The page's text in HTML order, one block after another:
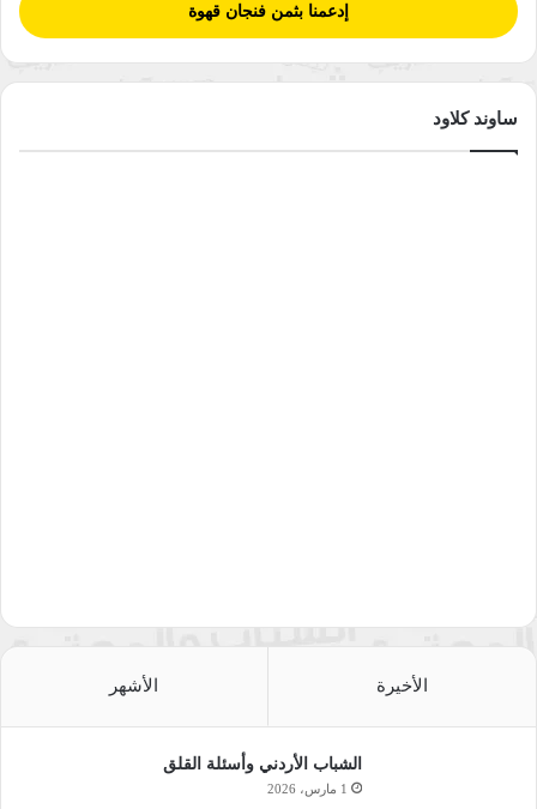
إدعمنا بثمن فنجان قهوة
ساوند كلاود
الأخيرة الأشهر
الشباب الأردني وأسئلة القلق
1 مارس، 2026